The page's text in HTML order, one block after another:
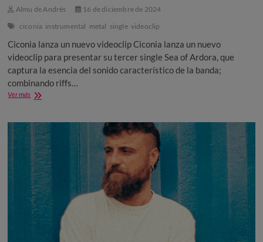
Almu de Andrés
16 de diciembre de 2024
ciconia instrumental metal single videoclip
Ciconia lanza un nuevo videoclip Ciconia lanza un nuevo
videoclip para presentar su tercer single Sea of Ardora, que
captura la esencia del sonido característico de la banda;
combinando riffs…
Ver másCiconia
nuevo
videoclip